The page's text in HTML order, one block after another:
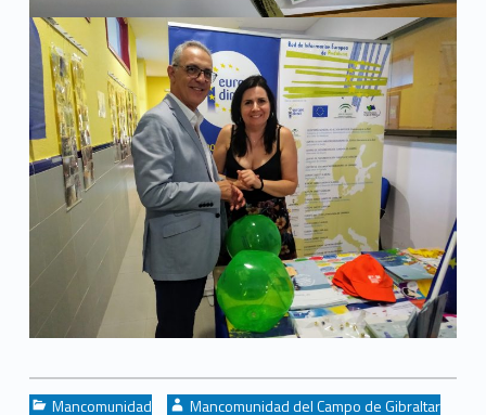
Categorized in:
Mancomunidad Written by:
Mancomunidad del Campo de Gibraltar